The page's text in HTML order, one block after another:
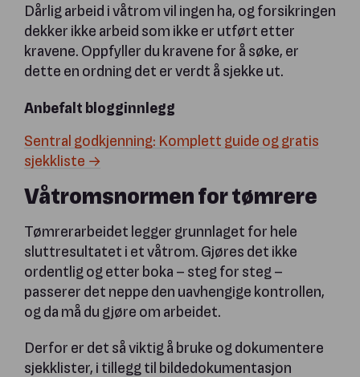
Dårlig arbeid i våtrom vil ingen ha, og forsikringen
dekker ikke arbeid som ikke er utført etter
kravene. Oppfyller du kravene for å søke, er
dette en ordning det er verdt å sjekke ut.
Anbefalt blogginnlegg
Sentral godkjenning: Komplett guide og gratis
sjekkliste →
Våtromsnormen for tømrere
Tømrerarbeidet legger grunnlaget for hele
sluttresultatet i et våtrom. Gjøres det ikke
ordentlig og etter boka – steg for steg –
passerer det neppe den uavhengige kontrollen,
og da må du gjøre om arbeidet.
Derfor er det så viktig å bruke og dokumentere
sjekklister, i tillegg til bildedokumentasjon